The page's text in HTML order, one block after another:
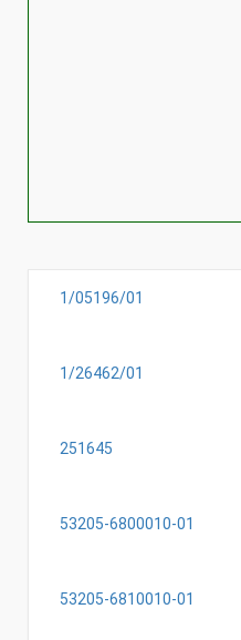
1/05196/01
1/26462/01
251645
53205-6800010-01
53205-6810010-01